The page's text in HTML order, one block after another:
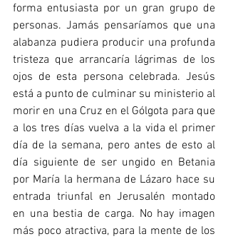
forma entusiasta por un gran grupo de
personas. Jamás pensaríamos que una
alabanza pudiera producir una profunda
tristeza que arrancaría lágrimas de los
ojos de esta persona celebrada. Jesús
está a punto de culminar su ministerio al
morir en una Cruz en el Gólgota para que
a los tres días vuelva a la vida el primer
día de la semana, pero antes de esto al
día siguiente de ser ungido en Betania
por María la hermana de Lázaro hace su
entrada triunfal en Jerusalén montado
en una bestia de carga. No hay imagen
más poco atractiva, para la mente de los